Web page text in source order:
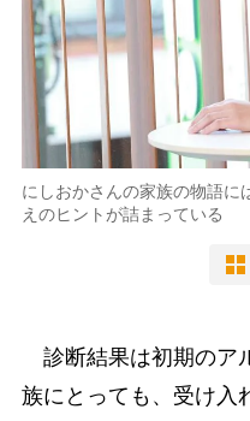
にしおかさんの家族の物語に
えのヒントが詰まっている
診断結果は初期のア
族にとっても、受け入